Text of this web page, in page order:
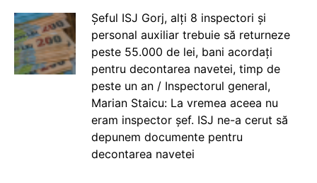
Șeful ISJ Gorj, alți 8 inspectori și
personal auxiliar trebuie să returneze
peste 55.000 de lei, bani acordați
pentru decontarea navetei, timp de
peste un an / Inspectorul general,
Marian Staicu: La vremea aceea nu
eram inspector șef. ISJ ne-a cerut să
depunem documente pentru
decontarea navetei